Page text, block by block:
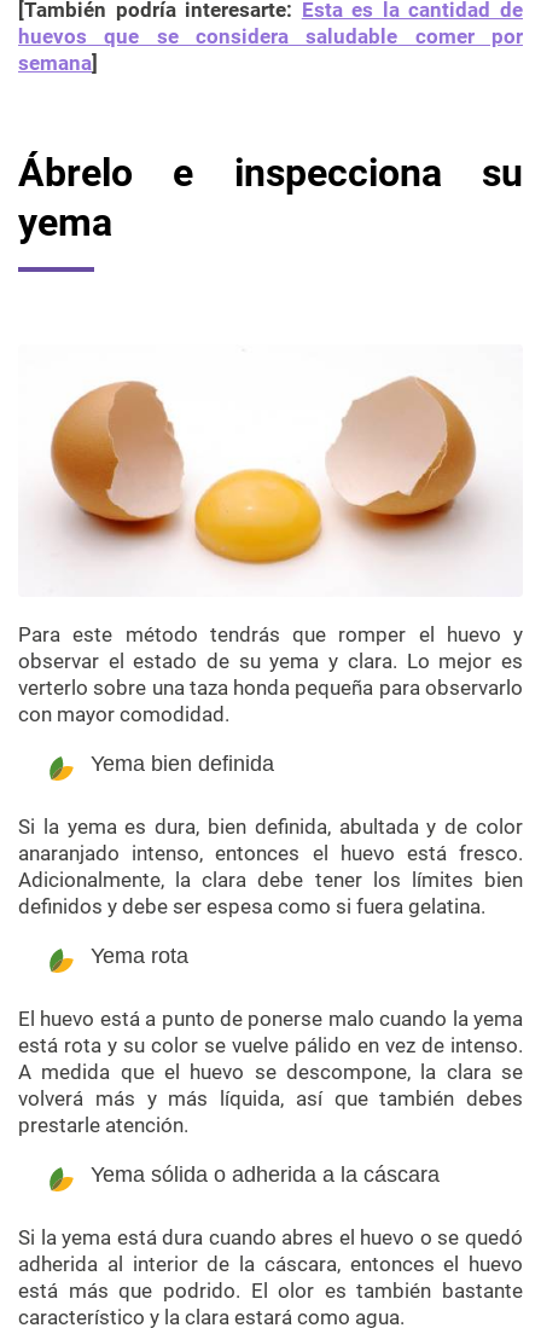
[También podría interesarte: Esta es la cantidad de
huevos que se considera saludable comer por
semana]
Ábrelo e inspecciona su
yema
Para este método tendrás que romper el huevo y
observar el estado de su yema y clara. Lo mejor es
verterlo sobre una taza honda pequeña para observarlo
con mayor comodidad.
Yema bien definida
Si la yema es dura, bien definida, abultada y de color
anaranjado intenso, entonces el huevo está fresco.
Adicionalmente, la clara debe tener los límites bien
definidos y debe ser espesa como si fuera gelatina.
Yema rota
El huevo está a punto de ponerse malo cuando la yema
está rota y su color se vuelve pálido en vez de intenso.
A medida que el huevo se descompone, la clara se
volverá más y más líquida, así que también debes
prestarle atención.
Yema sólida o adherida a la cáscara
Si la yema está dura cuando abres el huevo o se quedó
adherida al interior de la cáscara, entonces el huevo
está más que podrido. El olor es también bastante
característico y la clara estará como agua.